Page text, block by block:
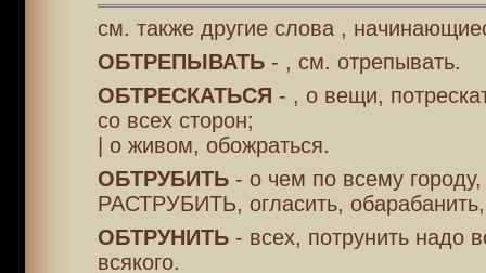
см. также другие слова ,
ОБТРЕПЫВАТЬ- , см. отрепывать.
ОБТРЕСКАТЬСЯ - , о вещи,
со всех сторон;
| о живом, обожраться.
ОБТРУБИТЬ- о чем по всему городу,
РАСТРУБИТЬ, огласить, обарабанить,
ОБТРУНИТЬ- всех, потрунить надо
всякого.